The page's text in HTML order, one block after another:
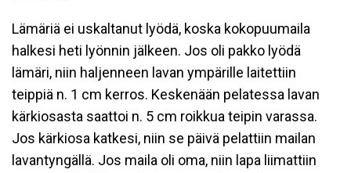
Lämäriä ei uskaltanut lyödä, koska kokopuumaila
halkesi heti lyönnin jälkeen. Jos oli pakko lyödä
lämäri, niin haljenneen lavan ympärille laitettiin
teippiä n. 1 cm kerros. Keskenään pelatessa lavan
kärkiosasta saattoi n. 5 cm roikkua teipin varassa.
Jos kärkiosa katkesi, niin se päivä pelattiin mailan
lavantyngällä. Jos maila oli oma, niin lapa liimattiin